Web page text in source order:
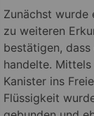
Zunächst wurde
zu weiteren
bestätigen,
handelte.
Kanister ins
Flüssigkeit